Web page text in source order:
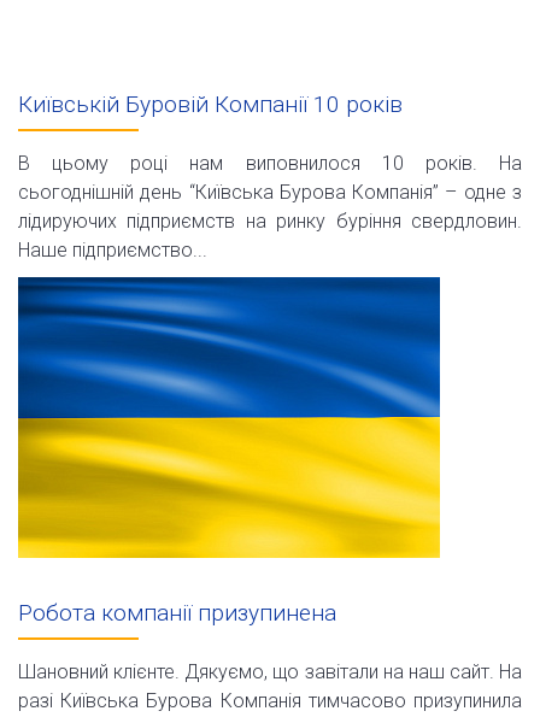
Київській Буровій Компанії 10 років
В цьому році нам виповнилося 10 років. На
сьогоднішній день “Київська Бурова Компанія” – одне з
лідируючих підприємств на ринку буріння свердловин.
Наше підприємство...
Робота компанії призупинена
Шановний клієнте. Дякуємо, що завітали на наш сайт. На
разі Київська Бурова Компанія тимчасово призупинила